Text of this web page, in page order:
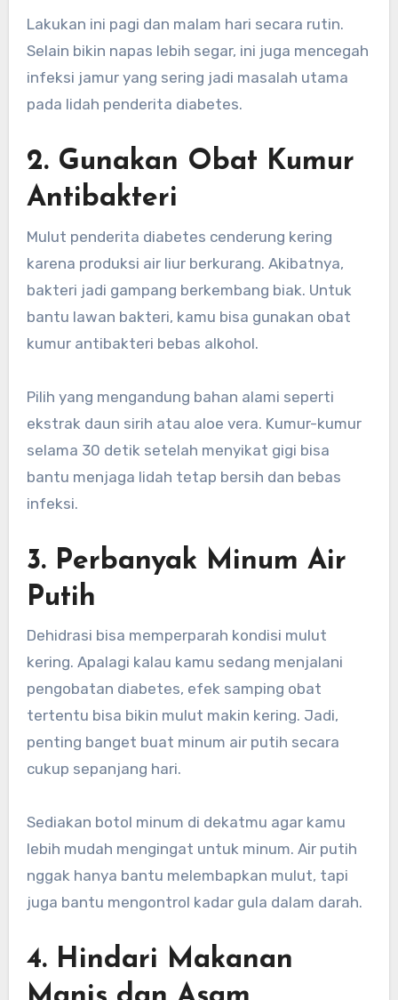
Lakukan ini pagi dan malam hari secara rutin.
Selain bikin napas lebih segar, ini juga mencegah
infeksi jamur yang sering jadi masalah utama
pada lidah penderita diabetes.
2. Gunakan Obat Kumur
Antibakteri
Mulut penderita diabetes cenderung kering
karena produksi air liur berkurang. Akibatnya,
bakteri jadi gampang berkembang biak. Untuk
bantu lawan bakteri, kamu bisa gunakan obat
kumur antibakteri bebas alkohol.
Pilih yang mengandung bahan alami seperti
ekstrak daun sirih atau aloe vera. Kumur-kumur
selama 30 detik setelah menyikat gigi bisa
bantu menjaga lidah tetap bersih dan bebas
infeksi.
3. Perbanyak Minum Air
Putih
Dehidrasi bisa memperparah kondisi mulut
kering. Apalagi kalau kamu sedang menjalani
pengobatan diabetes, efek samping obat
tertentu bisa bikin mulut makin kering. Jadi,
penting banget buat minum air putih secara
cukup sepanjang hari.
Sediakan botol minum di dekatmu agar kamu
lebih mudah mengingat untuk minum. Air putih
nggak hanya bantu melembapkan mulut, tapi
juga bantu mengontrol kadar gula dalam darah.
4. Hindari Makanan